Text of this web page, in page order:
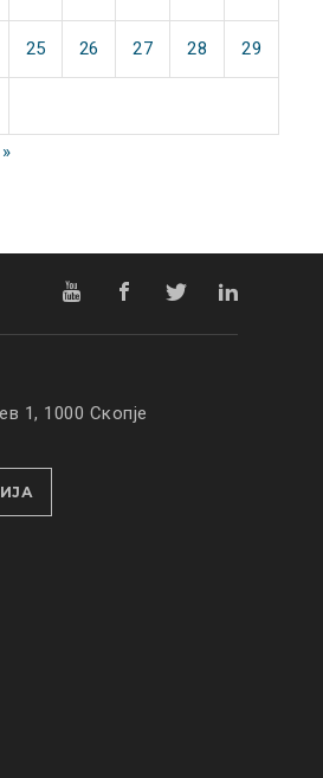
25 26 27 28 29
1, 1000 Скопје